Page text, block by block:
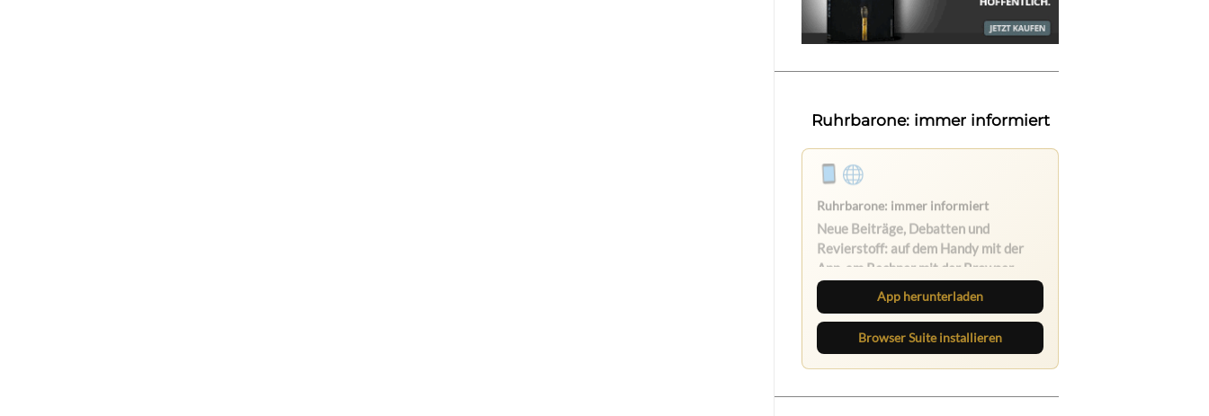
Ruhrbarone: immer informiert
Lies unterwegs weiter, speichere
Beiträge und behalte neue Texte
direkt im Browser im Blick.
App herunterladen
Browser Suite installieren